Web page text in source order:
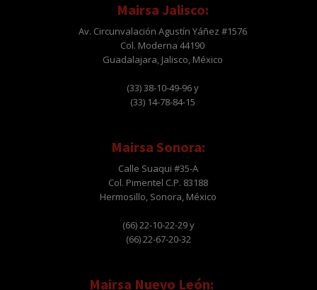
Mairsa Jalisco:
Av. Circunvalación Agustín Yáñez #1576
Col. Moderna 44190
Guadalajara, Jalisco, México
(33) 38-10-49-96 y
(33) 14-78-84-15
Mairsa Sonora:
Calle Suaqui #35-A
Col. Pimentel C.P. 83188
Hermosillo, Sonora, México
(66) 22-10-22-29 y
(66) 22-67-20-32
Mairsa Nuevo León: